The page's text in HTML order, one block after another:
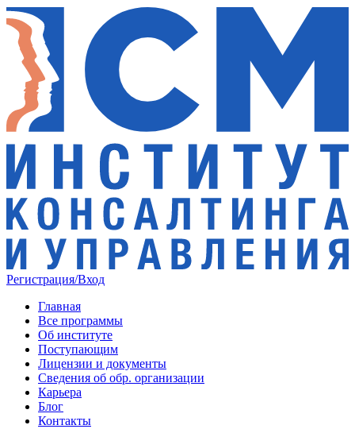
Регистрация/Вход
Главная
Все программы
Об институте
Поступающим
Лицензии и документы
Сведения об обр. организации
Карьера
Блог
Контакты